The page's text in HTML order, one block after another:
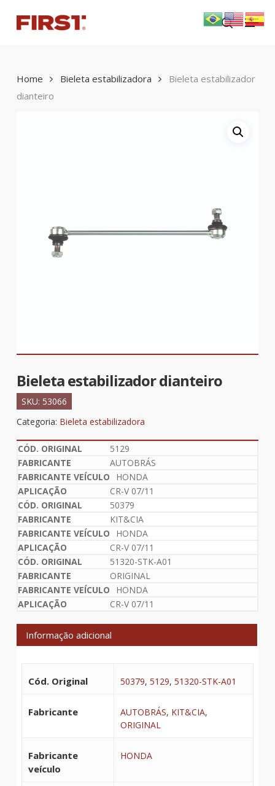
main
search
Menu
Home Bieleta estabilizadora
Bieleta estabilizador
dianteiro
Bieleta estabilizador dianteiro
SKU: 53066
Categoria: Bieleta estabilizadora
5129
AUTOBRÁS
HONDA
CR-V 07/11
50379
KIT&CIA
HONDA
CR-V 07/11
51320-STK-A01
ORIGINAL
HONDA
CR-V 07/11
Informação adicional
Cód. Original 50379, 5129, 51320-STK-A01
Fabricante AUTOBRÁS, KIT&CIA,
ORIGINAL
Fabricante
veículo
HONDA